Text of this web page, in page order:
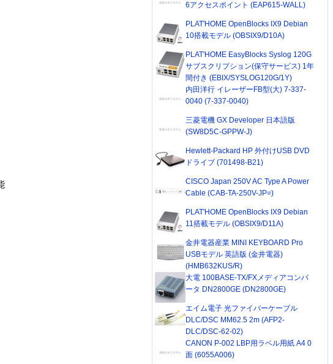
6アクセスポイント (EAP615-WALL)
PLAT'HOME OpenBlocks IX9 Debian
10搭載モデル (OBSIX9/D10A)
PLAT'HOME EasyBlocks Syslog 120G
サブスクリプション(保守サービス) 1年
間付き (EBIX/SYSLOG120G/1Y)
内田洋行 イレーザーFB型(大) 7-337-
0040 (7-337-0040)
三菱電機 GX Developer 日本語版
(SW8D5C-GPPW-J)
Hewlett-Packard HP 外付けUSB DVD
ドライブ (701498-B21)
CISCO Japan 250V AC Type A Power
Cable (CAB-TA-250V-JP=)
PLAT'HOME OpenBlocks IX9 Debian
11搭載モデル (OBSIX9/D11A)
金井電器産業 MINI KEYBOARD Pro
USBモデル 英語版 (金井電器)
(HMB632KUS/R)
大電 100BASE-TX/FXメディアコンバ
ータ DN2800GE (DN2800GE)
エイム電子 光ファイバーケーブル
DLC/DSC MM62.5 2m (AFP2-
DLC/DSC-62-02)
CANON P-002 LBP用ラベル用紙 A4 0
面 (6055A006)